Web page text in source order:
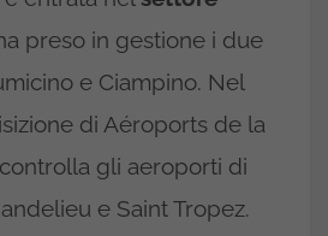
preso in gestione i due
e Ciampino. Nel
di Aéroports de la
controlla gli aeroporti di
e Saint Tropez.